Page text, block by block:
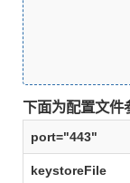
下面为配置文件
port="443"
keystoreFile